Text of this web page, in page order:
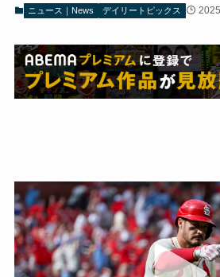
ニュース｜News デイリートピックス